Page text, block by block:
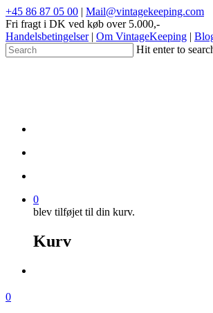
+45 86 87 05 00 | Mail@vintagekeeping.com
Fri fragt i DK ved køb over 5.000,-
Handelsbetingelser| Om VintageKeeping |
Hit enter to
0
blev tilføjet til din kurv.
Kurv
0